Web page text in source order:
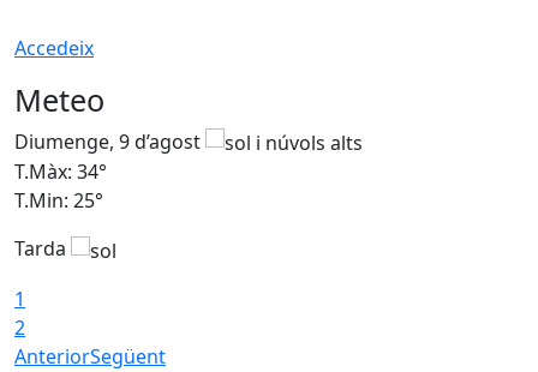
Accedeix
Meteo
Diumenge, 9 d’agost
T.Màx: 34°
T.Min: 25°
Tarda
1
2
AnteriorSegüent